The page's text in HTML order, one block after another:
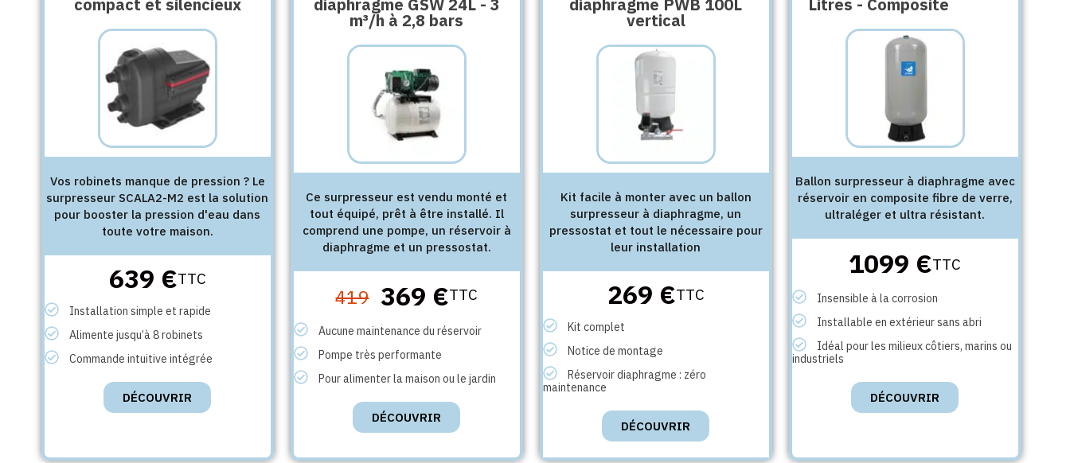
compact et silencieux
Vos robinets manque de pression ? Le
surpresseur SCALA2-M2 est la solution
pour booster la pression d'eau dans
toute votre maison.
639 €TTC
Installation simple et rapide
Alimente jusqu’à 8 robinets
Commande intuitive intégrée
DÉCOUVRIR
diaphragme GSW 24L - 3
m³/h à 2,8 bars
Ce surpresseur est vendu monté et
tout équipé, prêt à être installé. Il
comprend une pompe, un réservoir à
diaphragme et un pressostat.
419 369 €TTC
Aucune maintenance du réservoir
Pompe très performante
Pour alimenter la maison ou le jardin
DÉCOUVRIR
diaphragme PWB 100L
vertical
Kit facile à monter avec un ballon
surpresseur à diaphragme, un
pressostat et tout le nécessaire pour
leur installation
269 €TTC
Kit complet
Notice de montage
Réservoir diaphragme : zéro
maintenance
DÉCOUVRIR
Litres - Composite
Ballon surpresseur à diaphragme avec
réservoir en composite fibre de verre,
ultraléger et ultra résistant.
1099 €TTC
Insensible à la corrosion
Installable en extérieur sans abri
Idéal pour les milieux côtiers, marins ou
industriels
DÉCOUVRIR